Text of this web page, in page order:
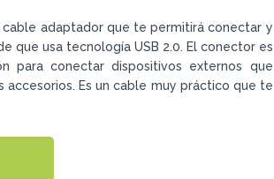
cable adaptador que te permitirá conectar y
que usa tecnología USB 2.0. El conector es
para conectar dispositivos externos que
Es un cable muy práctico que te